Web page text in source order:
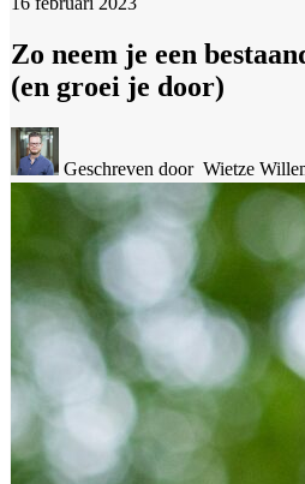
Zo neem je een
(en groei je door)
Geschreven door Wietze